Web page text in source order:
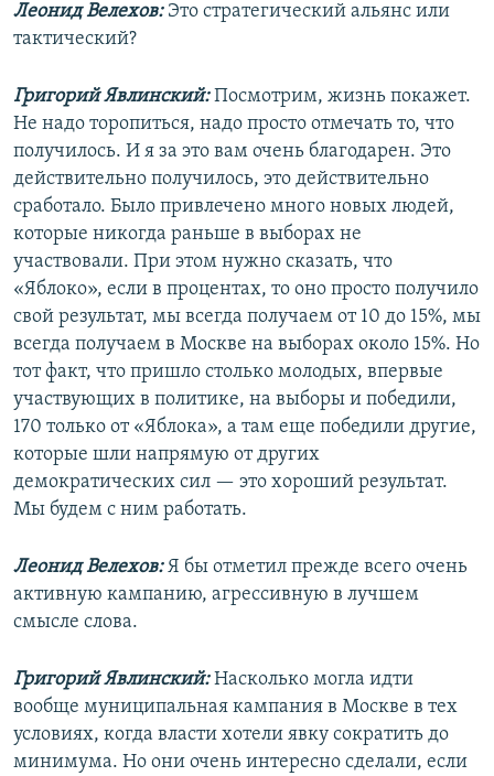
Леонид Велехов:Это стратегический альянс или
тактический?
Григорий Явлинский:Посмотрим, жизнь покажет.
Не надо торопиться, надо просто отмечать то, что
получилось. И я за это вам очень благодарен. Это
действительно получилось, это действительно
сработало. Было привлечено много новых людей,
которые никогда раньше в выборах не
участвовали. При этом нужно сказать, что
«Яблоко», если в процентах, то оно просто получило
свой результат, мы всегда получаем от 10 до 15%, мы
всегда получаем в Москве на выборах около 15%. Но
тот факт, что пришло столько молодых, впервые
участвующих в политике, на выборы и победили,
170 только от «Яблока», а там еще победили другие,
которые шли напрямую от других
демократических сил — это хороший результат.
Мы будем с ним работать.
Леонид Велехов:Я бы отметил прежде всего очень
активную кампанию, агрессивную в лучшем
смысле слова.
Григорий Явлинский:Насколько могла идти
вообще муниципальная кампания в Москве в тех
условиях, когда власти хотели явку сократить до
минимума. Но они очень интересно сделали, если